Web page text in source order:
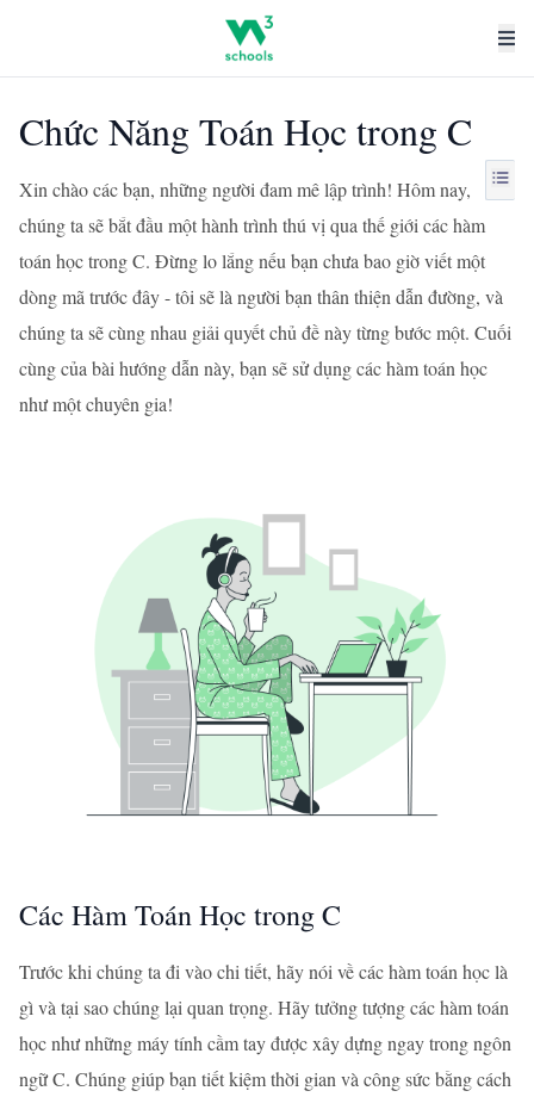
Chức Năng Toán Học trong C
Xin chào các bạn, những người đam mê lập trình! Hôm nay,
chúng ta sẽ bắt đầu một hành trình thú vị qua thế giới các hàm
toán học trong C. Đừng lo lắng nếu bạn chưa bao giờ viết một
dòng mã trước đây - tôi sẽ là người bạn thân thiện dẫn đường, và
chúng ta sẽ cùng nhau giải quyết chủ đề này từng bước một. Cuối
cùng của bài hướng dẫn này, bạn sẽ sử dụng các hàm toán học
như một chuyên gia!
Các Hàm Toán Học trong C
Trước khi chúng ta đi vào chi tiết, hãy nói về các hàm toán học là
gì và tại sao chúng lại quan trọng. Hãy tưởng tượng các hàm toán
học như những máy tính cầm tay được xây dựng ngay trong ngôn
ngữ C. Chúng giúp bạn tiết kiệm thời gian và công sức bằng cách